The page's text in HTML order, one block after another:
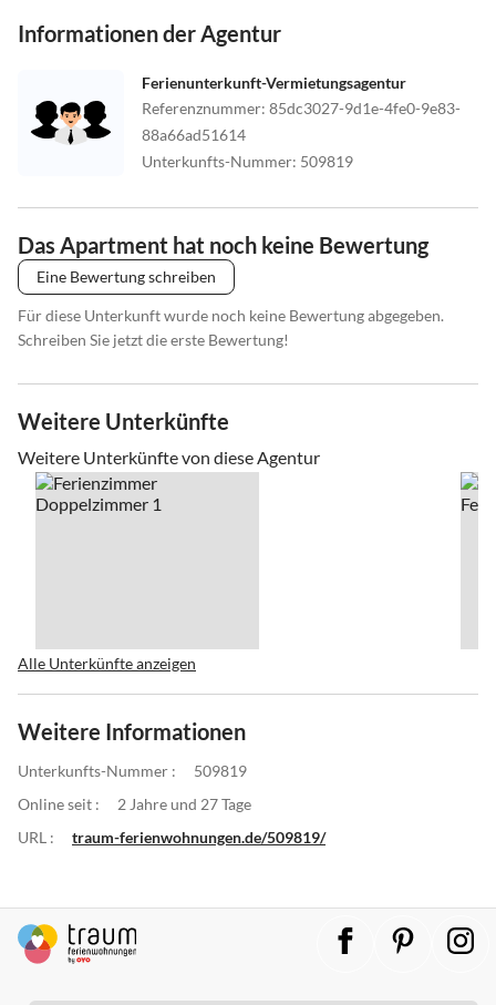
Informationen der Agentur
Ferienunterkunft-Vermietungsagentur
Referenznummer: 85dc3027-9d1e-4fe0-9e83-
88a66ad51614
Unterkunfts-Nummer: 509819
Das Apartment hat noch keine Bewertung
Eine Bewertung schreiben
Für diese Unterkunft wurde noch keine Bewertung abgegeben.
Schreiben Sie jetzt die erste Bewertung!
Weitere Unterkünfte
Weitere Unterkünfte von diese Agentur
Alle Unterkünfte anzeigen
Weitere Informationen
Unterkunfts-Nummer :
509819
Online seit :
2 Jahre und 27 Tage
URL :
traum-ferienwohnungen.de/509819/